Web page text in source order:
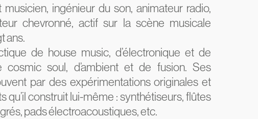
ingénieur du son, animateur radio,
chevronné, actif sur la scène musicale
ans.
de house music, d’électronique et de
soul, d’ambient et de fusion. Ses
par des expérimentations originales et
construit lui-même : synthétiseurs, flûtes
pads électroacoustiques, etc.